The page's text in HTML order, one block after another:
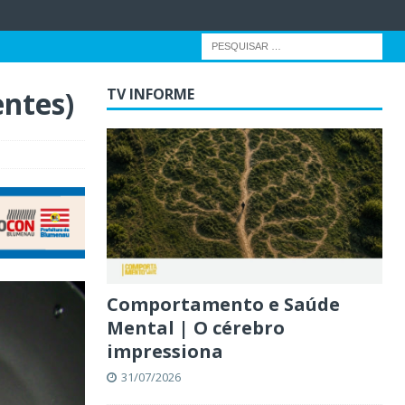
TV INFORME
Comportamento e Saúde
Mental | O cérebro
impressiona
31/07/2026